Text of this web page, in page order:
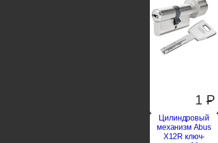
1P
Цилиндровый
механизм Abus
X12R ключ-